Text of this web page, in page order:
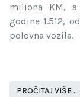
miliona KM,
godine 1.512,
polovna vozila.
PROČITAJ VIŠE …